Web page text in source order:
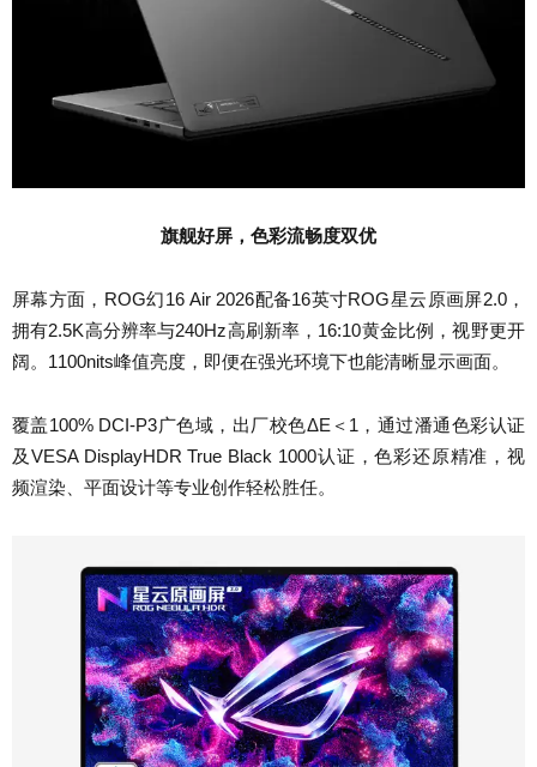
旗舰好屏，色彩流畅度双优
屏幕方面，ROG幻16 Air 2026配备16英寸ROG星云原画屏2.0，
拥有2.5K高分辨率与240Hz高刷新率，16:10黄金比例，视野更开
阔。1100nits峰值亮度，即便在强光环境下也能清晰显示画面。
覆盖100% DCI-P3广色域，出厂校色ΔE＜1，通过潘通色彩认证
及VESA DisplayHDR True Black 1000认证，色彩还原精准，视
频渲染、平面设计等专业创作轻松胜任。